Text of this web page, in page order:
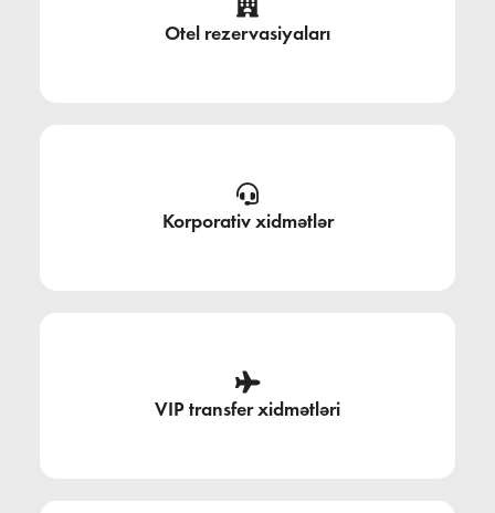
Otel rezervasiyaları
Korporativ xidmətlər
VIP transfer xidmətləri